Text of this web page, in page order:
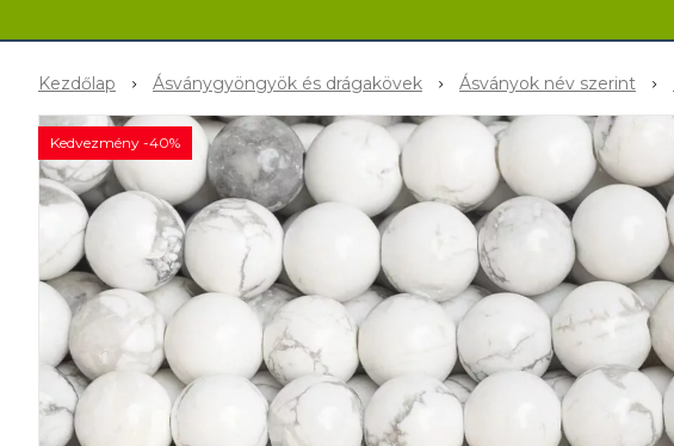
Kezdőlap Ásványgyöngyök és drágakövek Ásványok név szerint
Kedvezmény -40%